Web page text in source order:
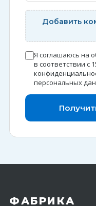
Добавить
Я соглашаюсь на
в соответствии с
персональных
ФАБРИКА